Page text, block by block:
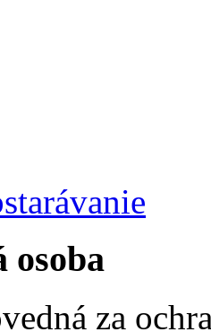
osoba
za